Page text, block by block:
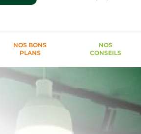
NOS BONS
PLANS
NOS
CONSEILS